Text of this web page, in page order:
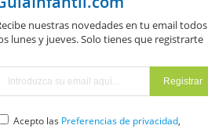
nuestras novedades en tu email todos
lunes y jueves. Solo tienes que registrarte
Acepto las Preferencias de privacidad,